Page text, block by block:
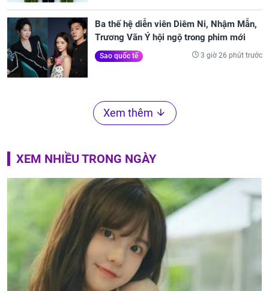
Ba thế hệ diễn viên Diêm Ni, Nhậm Mẫn,
Trương Vãn Ý hội ngộ trong phim mới
Sao quốc tế 3 giờ 26 phút trước
Xem thêm
XEM NHIỀU TRONG NGÀY